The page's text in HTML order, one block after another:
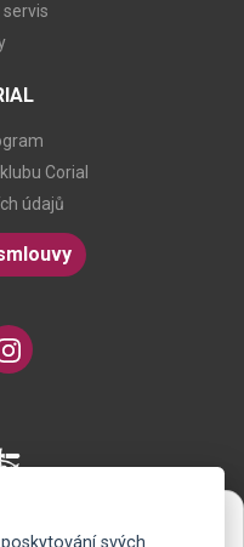
Corial
údajů